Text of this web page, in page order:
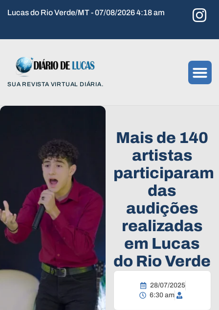
Lucas do Rio Verde/MT - 07/08/2026 4:18 am
SUA REVISTA VIRTUAL DIÁRIA.
Mais de 140
artistas
participaram
das
audições
realizadas
em Lucas
do Rio Verde
28/07/2025
6:30 am